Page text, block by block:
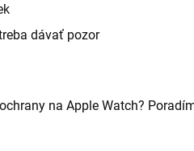
dávať pozor
ochrany na Apple Watch?